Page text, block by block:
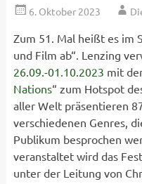
6. Oktober 2023
Zum 51. Mal heißt es im
und Film ab“. Lenzing
26.09.-01.10.2023 mit
Nations“ zum Hotspot
aller Welt präsentieren
verschiedenen Genres,
Publikum besprochen
veranstaltet wird das
unter der Leitung von